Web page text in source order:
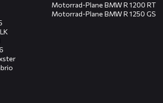
Motorrad-Plane BMW R 1200 RT
Motorrad-Plane BMW R 1250 GS